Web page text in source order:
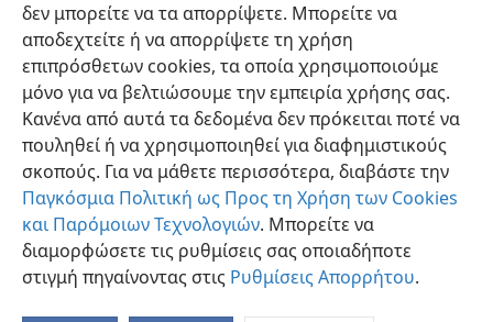
δεν μπορείτε να τα απορρίψετε. Μπορείτε να
αποδεχτείτε ή να απορρίψετε τη χρήση
επιπρόσθετων cookies, τα οποία χρησιμοποιούμε
μόνο για να βελτιώσουμε την εμπειρία χρήσης σας.
Κανένα από αυτά τα δεδομένα δεν πρόκειται ποτέ να
πουληθεί ή να χρησιμοποιηθεί για διαφημιστικούς
σκοπούς. Για να μάθετε περισσότερα, διαβάστε την
Παγκόσμια Πολιτική ως Προς τη Χρήση των Cookies
και Παρόμοιων Τεχνολογιών. Μπορείτε να
διαμορφώσετε τις ρυθμίσεις σας οποιαδήποτε
στιγμή πηγαίνοντας στις Ρυθμίσεις Απορρήτου.
Ελληνική Προτιμήσεις
Copyright © 2026 Watch Tower Bible and Tract Society of Pennsylvania
Όροι Χρήσης Πολιτική Απορρήτου
Ρυθμίσεις Απορρήτου
JW.ORG
Σύνδεση